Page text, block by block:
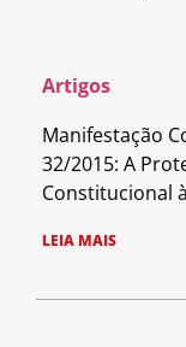
Artigos
Manifestação
32/2015: A
Constitucional
LEIA MAIS